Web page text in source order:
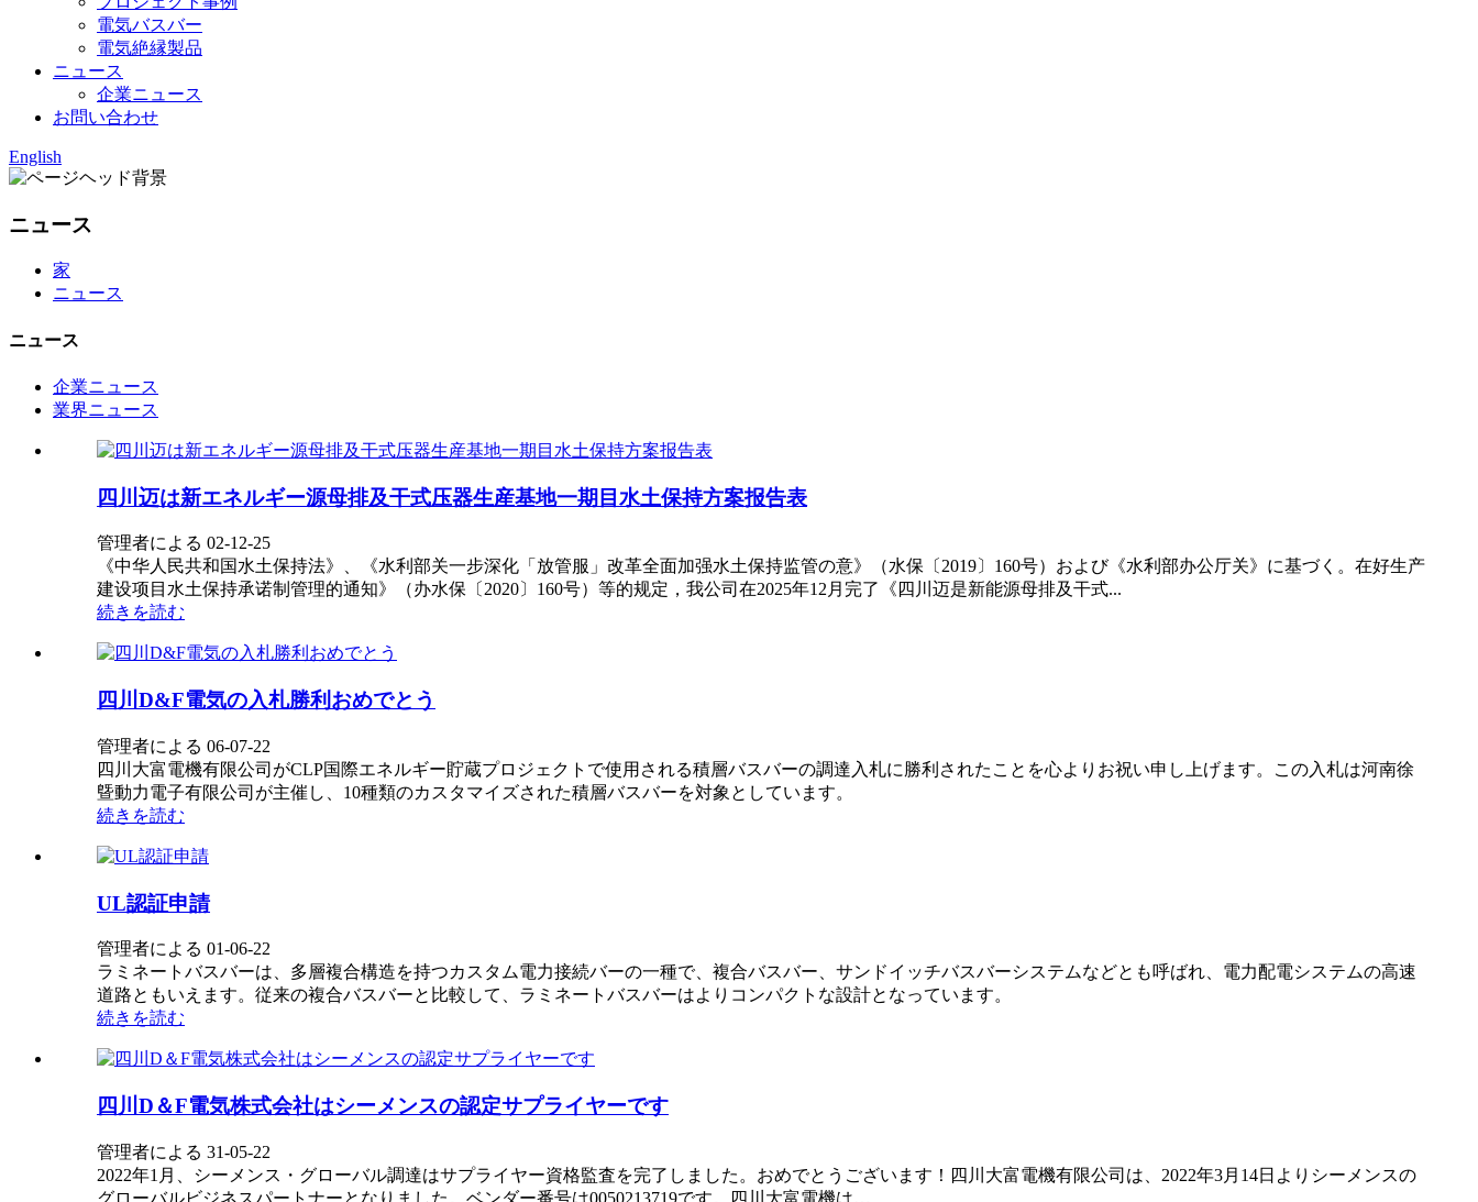
電気バスバー
電気絶縁製品
ニュース
企業ニュース
お問い合わせ
English
ニュース
家
ニュース
ニュース
企業ニュース
業界ニュース
四川迈は新エネルギー源母排及干式压器生産基地一期目水土保持方案报告表
管理者による 02-12-25
《中华人民共和国水土保持法》、《水利部关一步深化「放管服」改革全面加强水土保持监管の意》（水保〔2019〕160号）および《水利部办公厅关》に基づく。在好生产
建设项目水土保持承诺制管理的通知》（办水保〔2020〕160号）等的规定，我公司在2025年12月完了《四川迈是新能源母排及干式...
続きを読む
四川D&F電気の入札勝利おめでとう
管理者による 06-07-22
四川大富電機有限公司がCLP国際エネルギー貯蔵プロジェクトで使用される積層バスバーの調達入札に勝利されたことを心よりお祝い申し上げます。この入札は河南徐
曁動力電子有限公司が主催し、10種類のカスタマイズされた積層バスバーを対象としています。
続きを読む
UL認証申請
管理者による 01-06-22
ラミネートバスバーは、多層複合構造を持つカスタム電力接続バーの一種で、複合バスバー、サンドイッチバスバーシステムなどとも呼ばれ、電力配電システムの高速
道路ともいえます。従来の複合バスバーと比較して、ラミネートバスバーはよりコンパクトな設計となっています。
続きを読む
四川D＆F電気株式会社はシーメンスの認定サプライヤーです
管理者による 31-05-22
2022年1月、シーメンス・グローバル調達はサプライヤー資格監査を完了しました。おめでとうございます！四川大富電機有限公司は、2022年3月14日よりシーメンスの
グローバルビジネスパートナーとなりました。ベンダー番号は0050213719です。四川大富電機は…